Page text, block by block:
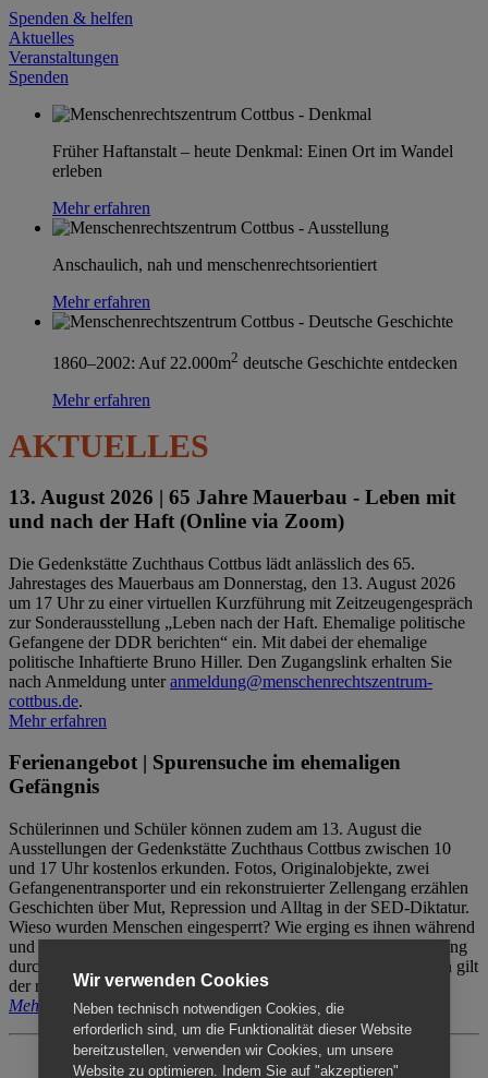
Spenden & helfen
Aktuelles
Veranstaltungen
Spenden
Früher Haftanstalt – heute Denkmal: Einen Ort im Wandel
erleben
Mehr erfahren
Anschaulich, nah und menschenrechtsorientiert
Mehr erfahren
1860–2002: Auf 22.000m2 deutsche Geschichte entdecken
Mehr erfahren
AKTUELLES
13. August 2026 | 65 Jahre Mauerbau - Leben mit
und nach der Haft (Online via Zoom)
Die Gedenkstätte Zuchthaus Cottbus lädt anlässlich des 65.
Jahrestages des Mauerbaus am Donnerstag, den 13. August 2026
um 17 Uhr zu einer virtuellen Kurzführung mit Zeitzeugengespräch
zur Sonderausstellung „Leben nach der Haft. Ehemalige politische
Gefangene der DDR berichten“ ein. Mit dabei der ehemalige
politische Inhaftierte Bruno Hiller. Den Zugangslink erhalten Sie
nach Anmeldung unteranmeldung@menschenrechtszentrum-
cottbus.de.
Mehr erfahren
Ferienangebot | Spurensuche im ehemaligen
Gefängnis
Schülerinnen und Schüler können zudem am 13. August die
Ausstellungen der Gedenkstätte Zuchthaus Cottbus zwischen 10
und 17 Uhr kostenlos erkunden. Fotos, Originalobjekte, zwei
Gefangenentransporter und ein rekonstruierter Zellengang erzählen
Geschichten über Mut, Repression und Alltag in der SED-Diktatur.
Wieso wurden Menschen eingesperrt? Wie erging es ihnen während
und nach der Haft? Der Besuch erfolgt individuell ohne Betreuung
durch das Menschenrechtszentrum Cottbus. Für Begleitpersonen gilt
der reguläre Eintritt (8€ / ermäßigt 5€).
Mehr erfahren
Wir verwenden Cookies
Neben technisch notwendigen Cookies, die
erforderlich sind, um die Funktionalität dieser Website
bereitzustellen, verwenden wir Cookies, um unsere
Website zu optimieren. Indem Sie auf "akzeptieren"